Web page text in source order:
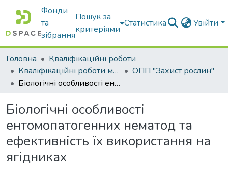
Фонди
та
зібрання
Пошук за
критеріями
Статистика Увійти
Головна
Кваліфікаційні роботи
Кваліфікаційні роботи магістрів
ОПП "Захист рослин"
Біологічні особливості ентомопатогенних нематод та ефективність їх використання на ягідниках
Біологічні особливості
ентомопатогенних нематод та
ефективність їх використання на
ягідниках